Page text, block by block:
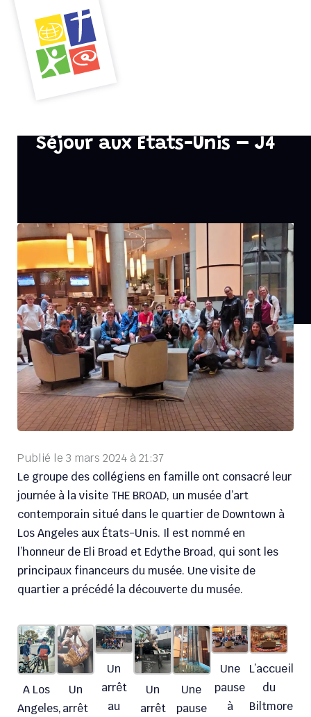
Séjour aux Etats-Unis – J4
Publié le 3 mars 2024 à21:37
Le groupe des collégiens en famille ont consacré leur
journée à la visite THE BROAD, un musée d’art
contemporain situé dans le quartier de Downtown à
Los Angeles aux États-Unis. Il est nommé en
l’honneur de Eli Broad et Edythe Broad, qui sont les
principaux financeurs du musée. Une visite de
quartier a précédé la découverte du musée.
A Los
Angeles,
Un
arrêt
Un
arrêt
au
Un
arrêt
Une
pause
Une
pause
à
L’accueil
du
Biltmore